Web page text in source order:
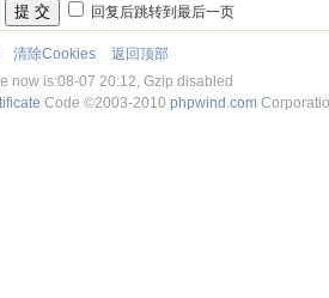
提 交 回复后跳转到最后一页
清除Cookies
返回顶部
now is:08-07 20:12, Gzip disabled
Code ©2003-2010 phpwind.com